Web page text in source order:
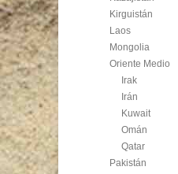
Kirguistán
Laos
Mongolia
Oriente Medio
Irak
Irán
Kuwait
Omán
Qatar
Pakistán